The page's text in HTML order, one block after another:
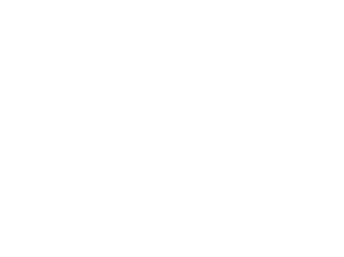
huomion. Retro ei ole
tapa tuoda klassinen tunnelma
Bonnan reunasärötakuu.
joka arvostat laatua, tyyliä ja